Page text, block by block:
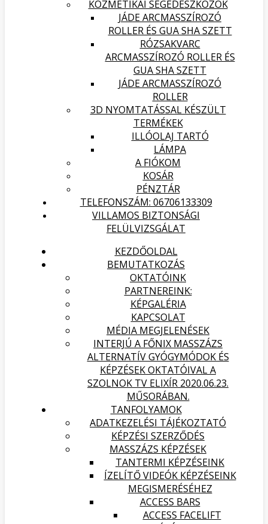
KOZMETIKAI SEGÉDESZKÖZÖK
JÁDE ARCMASSZÍROZÓ
ROLLER ÉS GUA SHA SZETT
RÓZSAKVARC
ARCMASSZÍROZÓ ROLLER ÉS
GUA SHA SZETT
JÁDE ARCMASSZÍROZÓ
ROLLER
3D NYOMTATÁSSAL KÉSZÜLT
TERMÉKEK
ILLÓOLAJ TARTÓ
LÁMPA
A FIÓKOM
KOSÁR
PÉNZTÁR
TELEFONSZÁM: 06706133309
VILLAMOS BIZTONSÁGI
FELÜLVIZSGÁLAT
KEZDŐOLDAL
BEMUTATKOZÁS
OKTATÓINK
PARTNEREINK:
KÉPGALÉRIA
KAPCSOLAT
MÉDIA MEGJELENÉSEK
INTERJÚ A FŐNIX MASSZÁZS
ALTERNATÍV GYÓGYMÓDOK ÉS
KÉPZÉSEK OKTATÓIVAL A
SZOLNOK TV ELIXÍR 2020.06.23.
MŰSORÁBAN.
TANFOLYAMOK
ADATKEZELÉSI TÁJÉKOZTATÓ
KÉPZÉSI SZERZŐDÉS
MASSZÁZS KÉPZÉSEK
TANTERMI KÉPZÉSEINK
ÍZELÍTŐ VIDEÓK KÉPZÉSEINK
MEGISMERÉSÉHEZ
ACCESS BARS
ACCESS FACELIFT